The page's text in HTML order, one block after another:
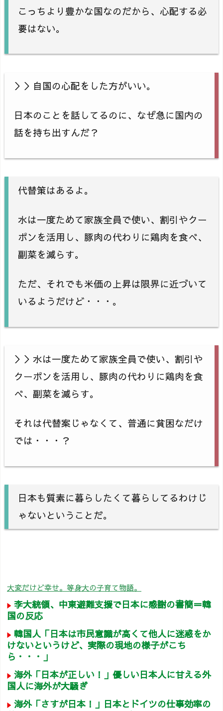
こっちより豊かな国なのだから、心配する必
要はない。
＞＞自国の心配をした方がいい。
日本のことを話してるのに、なぜ急に国内の
話を持ち出すんだ？
代替策はあるよ。
水は一度ためて家族全員で使い、割引やクー
ポンを活用し、豚肉の代わりに鶏肉を食べ、
副菜を減らす。
ただ、それでも米価の上昇は限界に近づいて
いるようだけど・・・。
＞＞水は一度ためて家族全員で使い、割引や
クーポンを活用し、豚肉の代わりに鶏肉を食
べ、副菜を減らす。
それは代替案じゃなくて、普通に貧困なだけ
では・・・？
日本も質素に暮らしたくて暮らしてるわけじ
ゃないということだ。
大変だけど幸せ。等身大の子育て物語。
李大統領、中東避難支援で日本に感謝の書簡＝韓
国の反応
韓国人「日本は市民意識が高くて他人に迷惑をか
けないというけど、実際の現地の様子がこち
ら・・・」
海外「日本が正しい！」優しい日本人に甘える外
国人に海外が大騒ぎ
海外「さすが日本！」日本とドイツの仕事効率の